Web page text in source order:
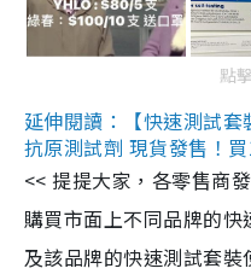
點
延伸閱讀：【快速測試
抗原測試劑 現貨發售！
<< 提提大家，各零售商
購買市面上不同品牌的
及該品牌的快速測試套